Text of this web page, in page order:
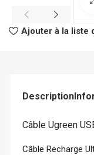
CHEMISES
Ajouter à la liste
Description
Câble Ugreen
Câble Recharge